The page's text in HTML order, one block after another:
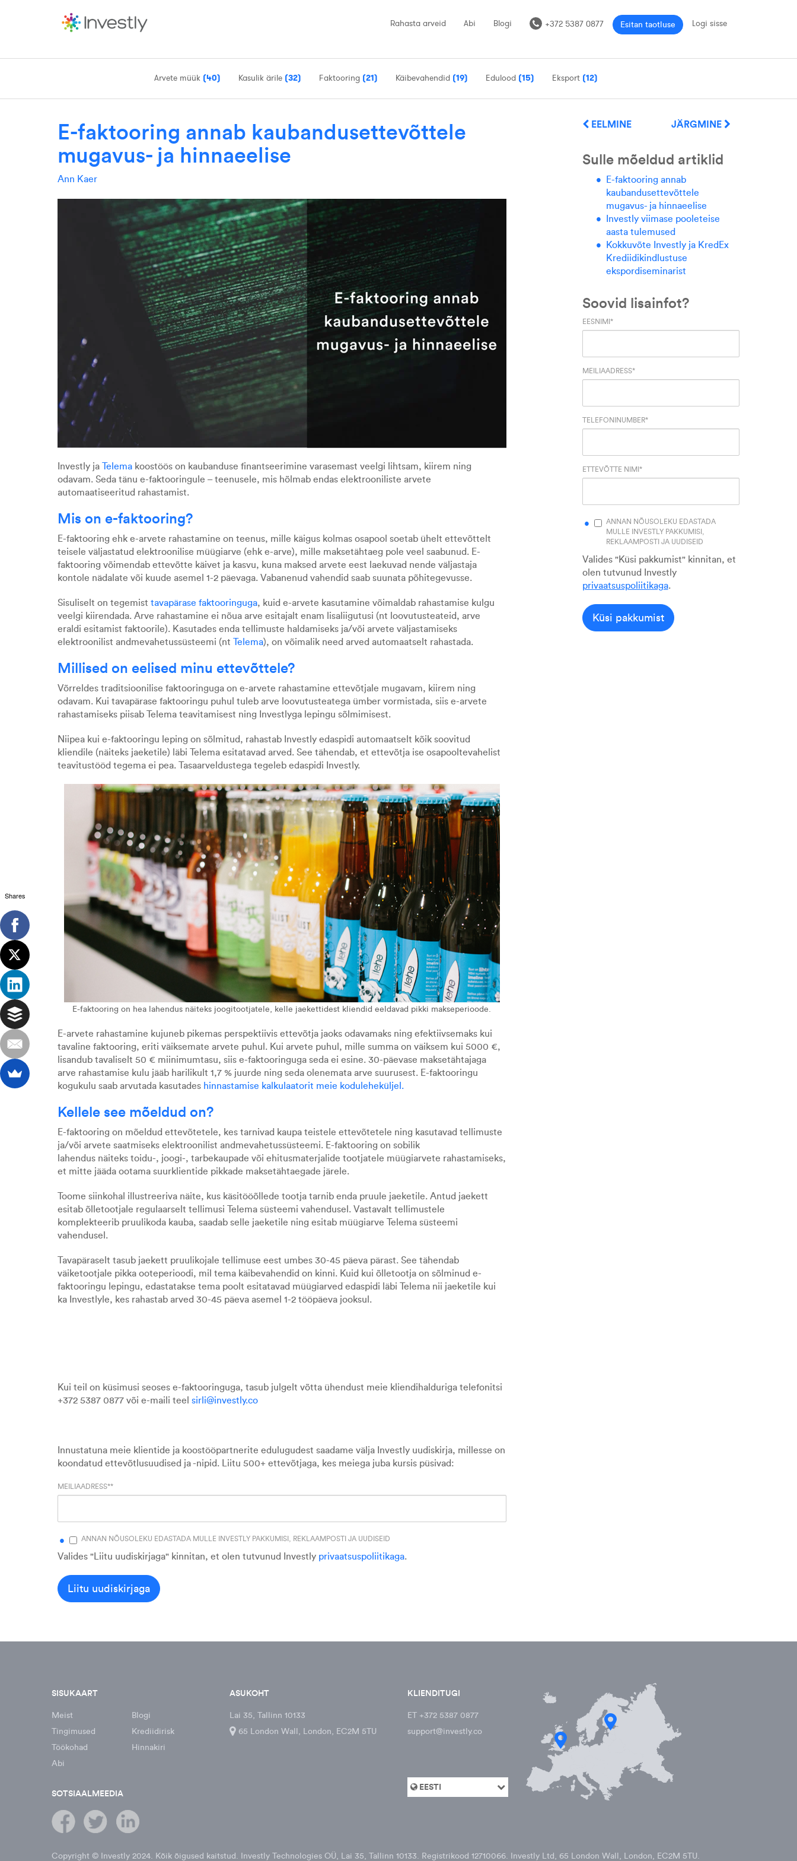
Logi sisse
Esitan taotluse
+372 5387 0877
Rahasta arveid Abi Blogi
Arvete müük (40) Kasulik ärile (32) Faktooring (21) Käibevahendid (19) Edulood (15) Eksport (12)
E-faktooring annab kaubandusettevõttele
mugavus- ja hinnaeelise
Ann Kaer
Investly ja Telema koostöös on kaubanduse finantseerimine varasemast veelgi lihtsam, kiirem ning
odavam. Seda tänu e-faktooringule – teenusele, mis hõlmab endas elektrooniliste arvete
automaatiseeritud rahastamist.
Mis on e-faktooring?
E-faktooring ehk e-arvete rahastamine on teenus, mille käigus kolmas osapool soetab ühelt ettevõttelt
teisele väljastatud elektroonilise müügiarve (ehk e-arve), mille maksetähtaeg pole veel saabunud. E-
faktooring võimendab ettevõtte käivet ja kasvu, kuna maksed arvete eest laekuvad nende väljastaja
kontole nädalate või kuude asemel 1-2 päevaga. Vabanenud vahendid saab suunata põhitegevusse.
Sisuliselt on tegemist tavapärase faktooringuga, kuid e-arvete kasutamine võimaldab rahastamise kulgu
veelgi kiirendada. Arve rahastamine ei nõua arve esitajalt enam lisaliigutusi (nt loovutusteateid, arve
eraldi esitamist faktoorile). Kasutades enda tellimuste haldamiseks ja/või arvete väljastamiseks
elektroonilist andmevahetussüsteemi (nt Telema), on võimalik need arved automaatselt rahastada.
Millised on eelised minu ettevõttele?
Võrreldes traditsioonilise faktooringuga on e-arvete rahastamine ettevõtjale mugavam, kiirem ning
odavam. Kui tavapärase faktooringu puhul tuleb arve loovutusteatega ümber vormistada, siis e-arvete
rahastamiseks piisab Telema teavitamisest ning Investlyga lepingu sõlmimisest.
Niipea kui e-faktooringu leping on sõlmitud, rahastab Investly edaspidi automaatselt kõik soovitud
kliendile (näiteks jaeketile) läbi Telema esitatavad arved. See tähendab, et ettevõtja ise osapooltevahelist
teavitustööd tegema ei pea. Tasaarveldustega tegeleb edaspidi Investly.
E-faktooring on hea lahendus näiteks joogitootjatele, kelle jaekettidest kliendid eeldavad pikki makseperioode.
E-arvete rahastamine kujuneb pikemas perspektiivis ettevõtja jaoks odavamaks ning efektiivsemaks kui
tavaline faktooring, eriti väiksemate arvete puhul. Kui arvete puhul, mille summa on väiksem kui 5000 €,
lisandub tavaliselt 50 € miinimumtasu, siis e-faktooringuga seda ei esine. 30-päevase maksetähtajaga
arve rahastamise kulu jääb harilikult 1,7 % juurde ning seda olenemata arve suurusest. E-faktooringu
kogukulu saab arvutada kasutades hinnastamise kalkulaatorit meie koduleheküljel.
Kellele see mõeldud on?
E-faktooring on mõeldud ettevõtetele, kes tarnivad kaupa teistele ettevõtetele ning kasutavad tellimuste
ja/või arvete saatmiseks elektroonilist andmevahetussüsteemi. E-faktooring on sobilik
lahendus näiteks toidu-, joogi-, tarbekaupade või ehitusmaterjalide tootjatele müügiarvete rahastamiseks,
et mitte jääda ootama suurklientide pikkade maksetähtaegade järele.
Toome siinkohal illustreeriva näite, kus käsitööõllede tootja tarnib enda pruule jaeketile. Antud jaekett
esitab õlletootjale regulaarselt tellimusi Telema süsteemi vahendusel. Vastavalt tellimustele
komplekteerib pruulikoda kauba, saadab selle jaeketile ning esitab müügiarve Telema süsteemi
vahendusel.
Tavapäraselt tasub jaekett pruulikojale tellimuse eest umbes 30-45 päeva pärast. See tähendab
väiketootjale pikka ooteperioodi, mil tema käibevahendid on kinni. Kuid kui õlletootja on sõlminud e-
faktooringu lepingu, edastatakse tema poolt esitatavad müügiarved edaspidi läbi Telema nii jaeketile kui
ka Investlyle, kes rahastab arved 30-45 päeva asemel 1-2 tööpäeva jooksul.
Kui teil on küsimusi seoses e-faktooringuga, tasub julgelt võtta ühendust meie kliendihalduriga telefonitsi
+372 5387 0877 või e-maili teel sirli@investly.co
Innustatuna meie klientide ja koostööpartnerite edulugudest saadame välja Investly uudiskirja, millesse on
koondatud ettevõtlusuudised ja -nipid. Liitu 500+ ettevõtjaga, kes meiega juba kursis püsivad:
MEILIAADRESS**
ANNAN NÕUSOLEKU EDASTADA MULLE INVESTLY PAKKUMISI, REKLAAMPOSTI JA UUDISEID
Valides "Liitu uudiskirjaga" kinnitan, et olen tutvunud Investly privaatsuspoliitikaga.
EELMINE JÄRGMINE
Sulle mõeldud artiklid
E-faktooring annab
kaubandusettevõttele
mugavus- ja hinnaeelise
Investly viimase pooleteise
aasta tulemused
Kokkuvõte Investly ja KredEx
Krediidikindlustuse
ekspordiseminarist
Soovid lisainfot?
EESNIMI *
MEILIAADRESS*
TELEFONINUMBER*
ETTEVÕTTE NIMI *
ANNAN NÕUSOLEKU EDASTADA
MULLE INVESTLY PAKKUMISI,
REKLAAMPOSTI JA UUDISEID
Valides "Küsi pakkumist" kinnitan, et
olen tutvunud Investly
privaatsuspoliitikaga.
SISUKAART
Meist
Blogi
Tingimused
Krediidirisk
Töökohad
Hinnakiri
Abi
SOTSIAALMEEDIA
ASUKOHT
Lai 35, Tallinn 10133
65 London Wall, London, EC2M 5TU
KLIENDITUGI
ET +372 5387 0877
support@investly.co
EESTI
Copyright © Investly 2024. Kõik õigused kaitstud. Investly Technologies OÜ, Lai 35, Tallinn 10133. Registrikood 12710066. Investly Ltd, 65 London Wall, London, EC2M 5TU.
Shares